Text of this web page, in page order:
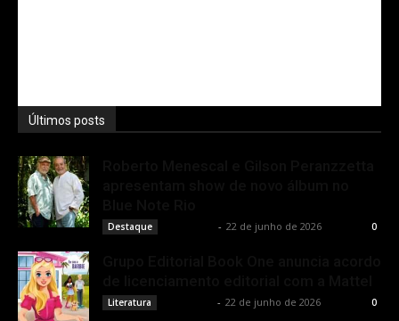
Últimos posts
Destaque - 22 de junho de 2026 0
Literatura - 22 de junho de 2026 0